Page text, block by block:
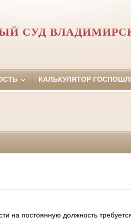
СУД
КАЛЬКУЛЯТОР
на постоянную должность требуется